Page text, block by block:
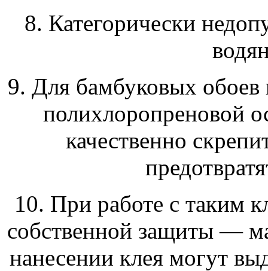
8. Категорически
9. Для бамбуковых
полихлоропреновой
качественно
10. При работе с таким
собственной защиты —
нанесении клея могут